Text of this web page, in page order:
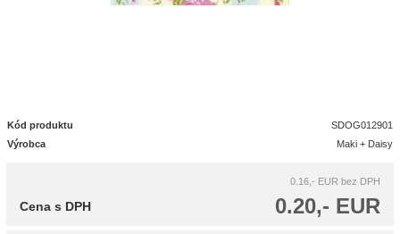
Kód produktu
SDOG012901
Výrobca
Maki + Daisy
0.16,- EUR bez DPH
0.20,- EUR
Cena s DPH